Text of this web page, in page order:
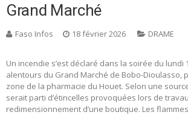
Grand Marché
Faso Infos 18 février 2026 DRAME
Un incendie s’est déclaré dans la soirée du lundi
alentours du Grand Marché de Bobo-Dioulasso,
zone de la pharmacie du Houet. Selon une
serait parti d’étincelles provoquées lors de
redimensionnement d’une boutique. Les